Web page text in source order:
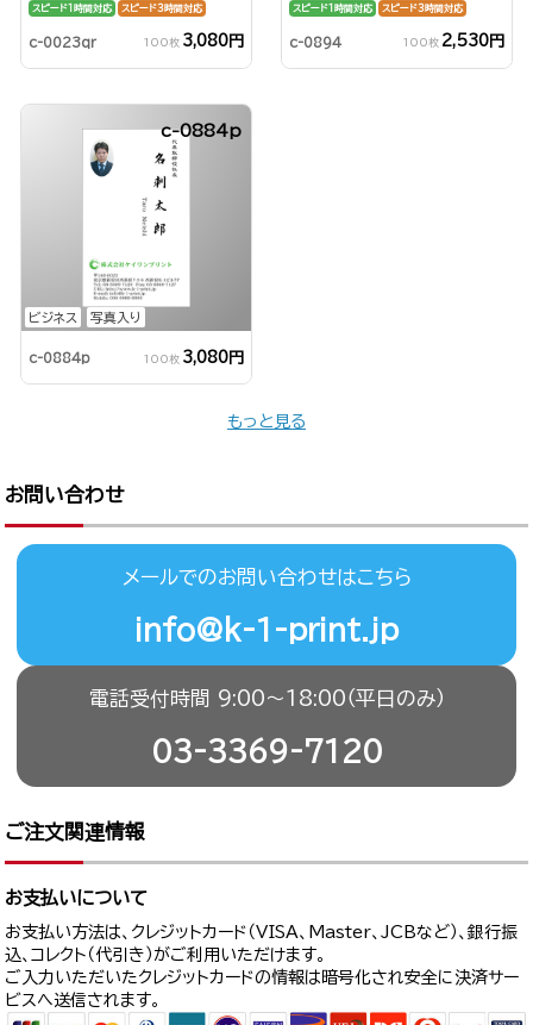
スピード1時間対応 スピード3時間対応
c-0023qr 100枚 3,080円
スピード1時間対応 スピード3時間対応
c-0894 100枚 2,530円
ビジネス 写真入り
c-0884p
c-0884p 100枚 3,080円
もっと見る
お問い合わせ
メールでのお問い合わせはこちら
info@k-1-print.jp
電話受付時間 9:00〜18:00（平日のみ）
03-3369-7120
ご注文関連情報
お支払いについて
お支払い方法は、クレジットカード（VISA、Master、JCBなど）、銀行振
込、コレクト（代引き）がご利用いただけます。
ご入力いただいたクレジットカードの情報は暗号化され安全に決済サー
ビスへ送信されます。